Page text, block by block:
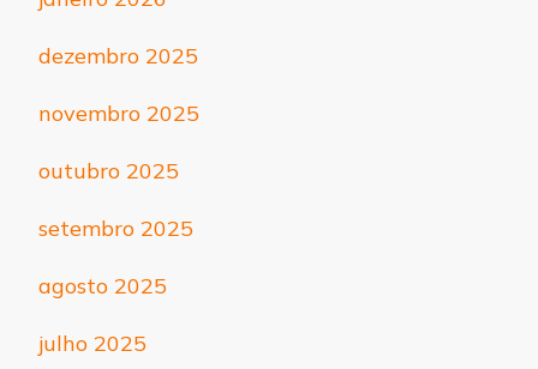
dezembro 2025
novembro 2025
outubro 2025
setembro 2025
agosto 2025
julho 2025